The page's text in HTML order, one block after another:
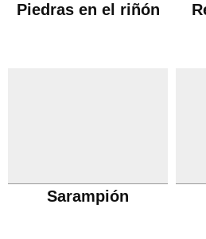
Piedras en el riñón
Sarampión